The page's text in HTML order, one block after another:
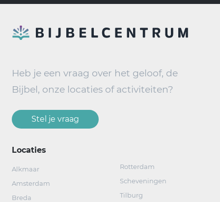
Heb je een vraag over het geloof, de
Bijbel, onze locaties of activiteiten?
Stel je vraag
Locaties
Alkmaar
Amsterdam
Breda
Rotterdam
Scheveningen
Tilburg